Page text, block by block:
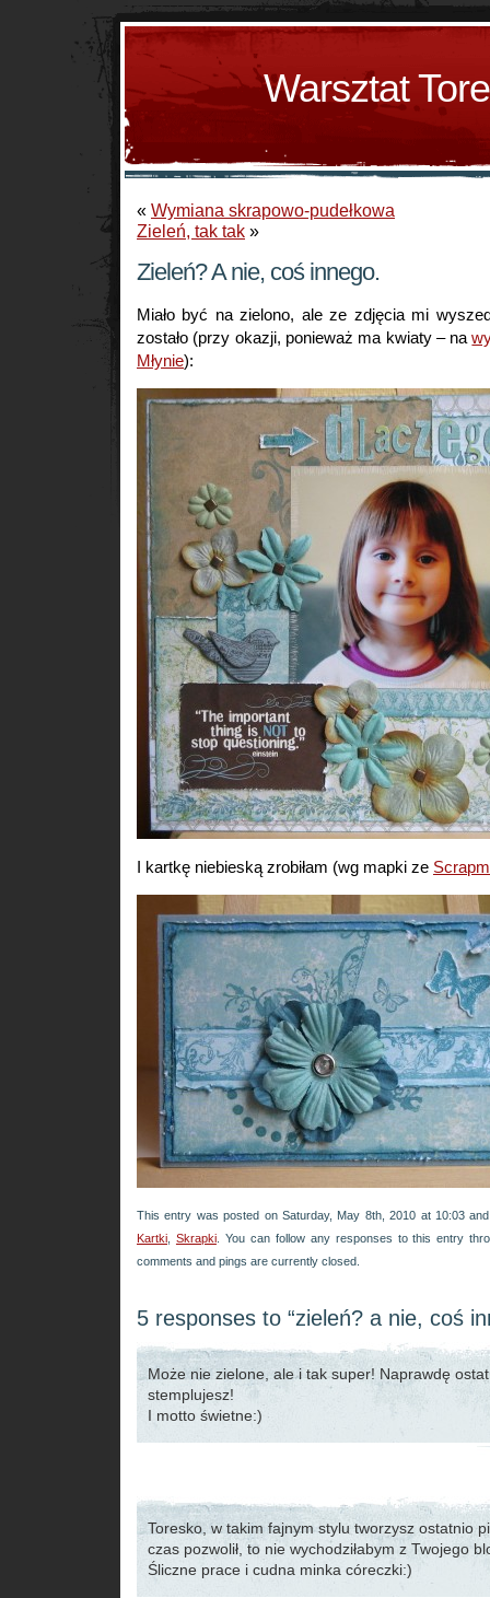
Warsztat
« Wymiana skrapowo-pudełkowa
Zieleń, tak tak »
Zieleń? A nie, coś innego.
Miało być na zielono, ale ze zdjęcia mi
zostało (przy okazji, ponieważ ma kwiaty – na
Młynie):
I kartkę niebieską zrobiłam (wg mapki ze
This entry was posted on Saturday, May 8th, 2010 at 10:03
Kartki
Skrapki. You can follow any responses to this entry
comments and pings are currently closed.
5 responses to “zieleń? a nie, coś
Może nie zielone, ale i tak super! Naprawdę
stemplujesz!
I motto świetne:)
Toresko, w takim fajnym stylu tworzysz ostatnio
czas pozwolił, to nie wychodziłabym z Twojego
Śliczne prace i cudna minka córeczki:)